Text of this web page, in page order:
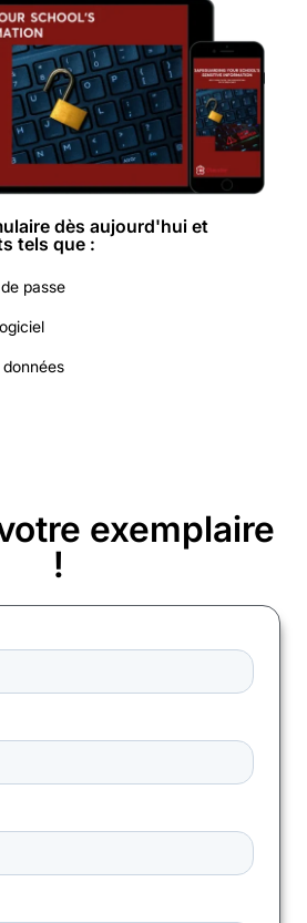
dès aujourd'hui et
tels que :
passe
exemplaire
!